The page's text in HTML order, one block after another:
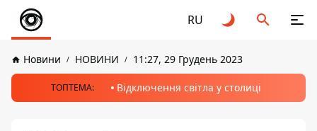
RU
Новини НОВИНИ 11:27, 29 Грудень 2023
ТОПТЕМА: Відключення світла у столиці